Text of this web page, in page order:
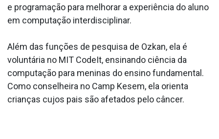
e programação para melhorar a experiência do aluno
em computação interdisciplinar.
Além das funções de pesquisa de Ozkan, ela é
voluntária no MIT CodeIt, ensinando ciência da
computação para meninas do ensino fundamental.
Como conselheira no Camp Kesem, ela orienta
crianças cujos pais são afetados pelo câncer.